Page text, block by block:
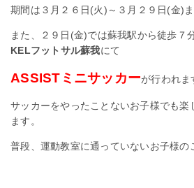
期間は３月２６日(火)～３月２９日(金)ま
また、２９日(金)では蘇我駅から徒歩７
KELフットサル蘇我にて
ASSISTミニサッカーが行われま
サッカーをやったことないお子様でも楽
ます。
普段、運動教室に通っていないお子様の